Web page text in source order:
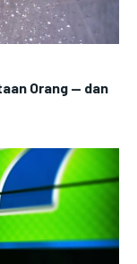
Orang — dan